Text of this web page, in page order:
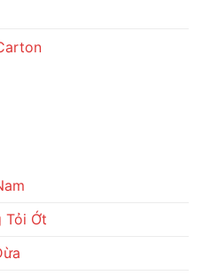
Tỏi Ớt